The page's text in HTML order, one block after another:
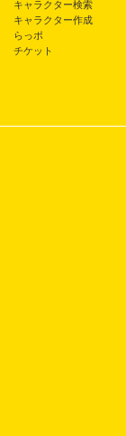
キャラクター検索
キャラクター作成
らっポ
チケット